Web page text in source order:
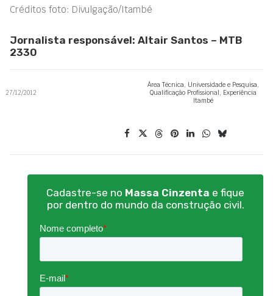
Créditos foto: Divulgação/Itambé
Jornalista responsável: Altair Santos – MTB
2330
27/12/2012
Área Técnica, Universidade e Pesquisa,
Qualificação Profissional, Experiência
Itambé
Cadastre-se no Massa Cinzenta e fique
por dentro do mundo da construção civil.